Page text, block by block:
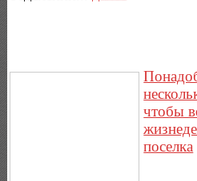
чтобы
поселка